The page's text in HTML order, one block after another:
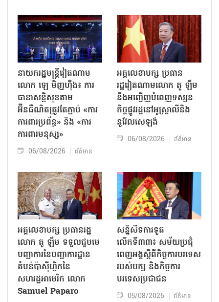
នាយករដ្ឋមន្ត្រីវៀតណាម
លោក ឡេ មិញហ៊ឹង៖ ការ
ធានាសន្តិសុខតាម
អ៊ីនធឺណិតត្រូវតែភ្ជាប់ «ការ
ការពារប្រព័ន្ធ» និង «ការ
ការពារមនុស្ស»
06/08/2026 ព័ត៌មាន
អគ្គលេខាបក្ស ប្រធាន
រដ្ឋវៀតណាមលោក តូ ឡឹម
នឹងអញ្ជើញបំពេញទស្សន
កិច្ចផ្លូវរដ្ឋនៅអូស្ត្រាលីនិង
នូវែលសេឡង់
06/08/2026 ព័ត៌មាន
អគ្គលេខាបក្ស ប្រធានរដ្ឋ
លោក តូ ឡឹម ទទួលជួបមេ
បញ្ជាការនៃបញ្ជាការដ្ឋាន
តំបន់ប៉ាស៊ីហ្វិកនៃ
សហរដ្ឋអាមេរិក លោក
Samuel Paparo
សន្និសីទការទូត
លើកទី៣៣៖ សម័យប្រជុំ
ពេញអង្គស្តីពីកិច្ច​ការបរទេស
របស់​បក្ស និងកិច្ច​ការ
បរទេសប្រជាជន
05/08/2026 ព័ត៌មាន